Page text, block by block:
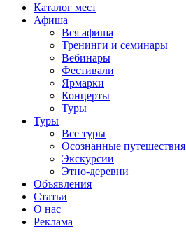
Каталог мест
Афиша
Вся афиша
Тренинги и семинары
Вебинары
Фестивали
Ярмарки
Концерты
Туры
Туры
Все туры
Осознанные путешествия
Экскурсии
Этно-деревни
Объявления
Статьи
О нас
Реклама